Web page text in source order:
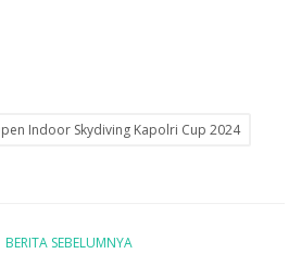
Indoor Skydiving Kapolri Cup 2024
BERITA SEBELUMNYA